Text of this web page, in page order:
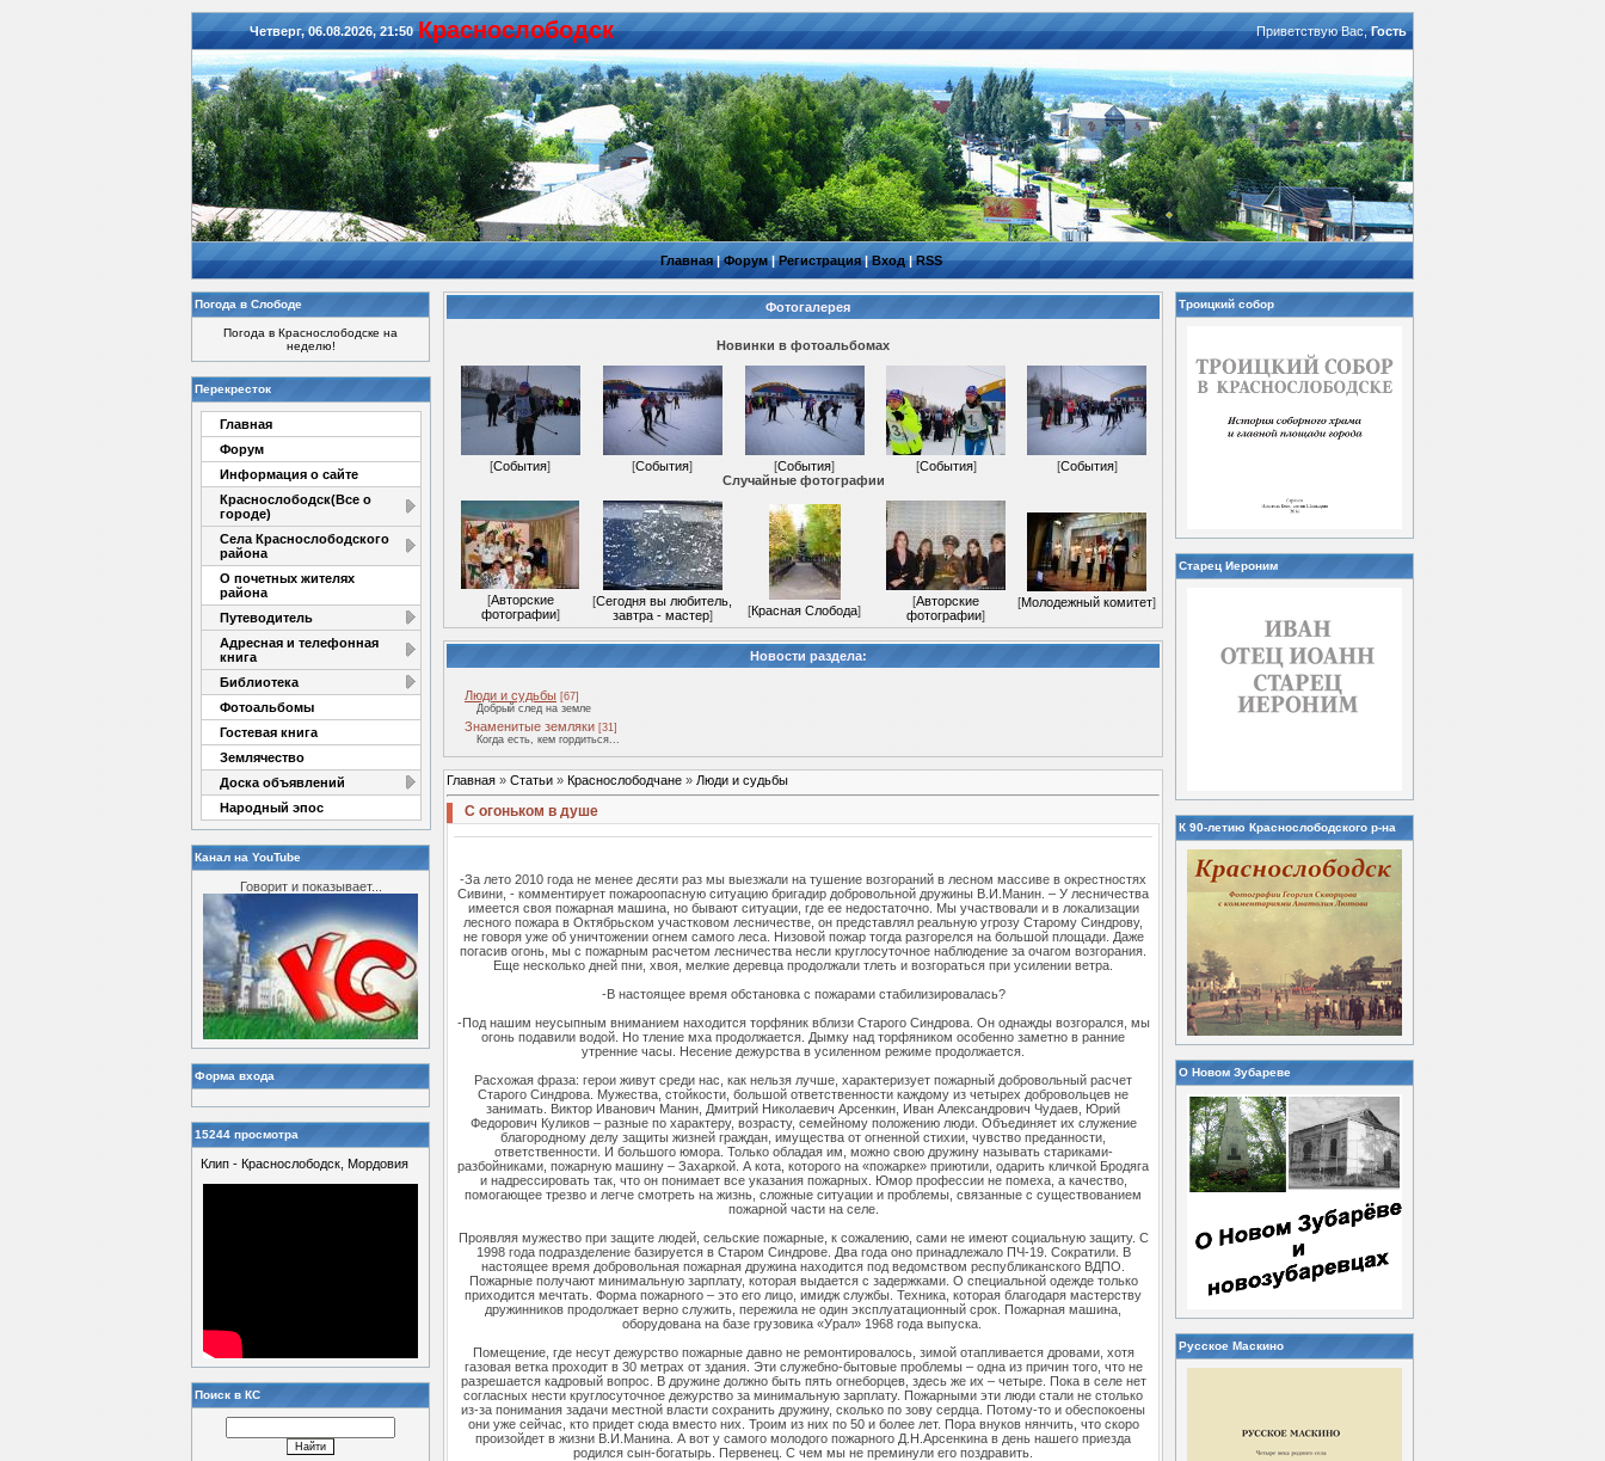
Четверг, 06.08.2026, 21:50 Красноcлободск Приветствую Вас,Гость
Главная|Форум|Регистрация|Вход|RSS
Погода в Слободе
Погода в Краснослободске на
неделю!
Перекресток
Главная
Форум
Информация о сайте
Краснослободск(Все о
городе)
Села Краснослободского
района
О почетных жителях
района
Путеводитель
Адресная и телефонная
книга
Библиотека
Фотоальбомы
Гостевая книга
Землячество
Доска объявлений
Народный эпос
Канал на YouTube
Говорит и показывает...
Форма входа
15244 просмотра
Клип - Краснослободск, Мордовия
Поиск в КС
Фотогалерея
Новинки в фотоальбомах
[События] [События] [События] [События] [События]
Случайные фотографии
[Авторские
фотографии]
[Сегодня вы любитель,
завтра - мастер] [Красная Слобода]
[Авторские
фотографии]
[Молодежный комитет]
Новости раздела:
Люди и судьбы [67]
Добрый след на земле
Знаменитые земляки [31]
Когда есть, кем гордиться...
Главная » Статьи » Краснослободчане » Люди и судьбы
С огоньком в душе
-За лето 2010 года не менее десяти раз мы выезжали на тушение возгораний в лесном массиве в окрестностях
Сивини, - комментирует пожароопасную ситуацию бригадир добровольной дружины В.И.Манин. – У лесничества
имеется своя пожарная машина, но бывают ситуации, где ее недостаточно. Мы участвовали и в локализации
лесного пожара в Октябрьском участковом лесничестве, он представлял реальную угрозу Старому Синдрову,
не говоря уже об уничтожении огнем самого леса. Низовой пожар тогда разгорелся на большой площади. Даже
погасив огонь, мы с пожарным расчетом лесничества несли круглосуточное наблюдение за очагом возгорания.
Еще несколько дней пни, хвоя, мелкие деревца продолжали тлеть и возгораться при усилении ветра.
-В настоящее время обстановка с пожарами стабилизировалась?
-Под нашим неусыпным вниманием находится торфяник вблизи Старого Синдрова. Он однажды возгорался, мы
огонь подавили водой. Но тление мха продолжается. Дымку над торфяником особенно заметно в ранние
утренние часы. Несение дежурства в усиленном режиме продолжается.
Расхожая фраза: герои живут среди нас, как нельзя лучше, характеризует пожарный добровольный расчет
Старого Синдрова. Мужества, стойкости, большой ответственности каждому из четырех добровольцев не
занимать. Виктор Иванович Манин, Дмитрий Николаевич Арсенкин, Иван Александрович Чудаев, Юрий
Федорович Куликов – разные по характеру, возрасту, семейному положению люди. Объединяет их служение
благородному делу защиты жизней граждан, имущества от огненной стихии, чувство преданности,
ответственности. И большого юмора. Только обладая им, можно свою дружину называть стариками-
разбойниками, пожарную машину – Захаркой. А кота, которого на «пожарке» приютили, одарить кличкой Бродяга
и надрессировать так, что он понимает все указания пожарных. Юмор профессии не помеха, а качество,
помогающее трезво и легче смотреть на жизнь, сложные ситуации и проблемы, связанные с существованием
пожарной части на селе.
Проявляя мужество при защите людей, сельские пожарные, к сожалению, сами не имеют социальную защиту. С
1998 года подразделение базируется в Старом Синдрове. Два года оно принадлежало ПЧ-19. Сократили. В
настоящее время добровольная пожарная дружина находится под ведомством республиканского ВДПО.
Пожарные получают минимальную зарплату, которая выдается с задержками. О специальной одежде только
приходится мечтать. Форма пожарного – это его лицо, имидж службы. Техника, которая благодаря мастерству
дружинников продолжает верно служить, пережила не один эксплуатационный срок. Пожарная машина,
оборудована на базе грузовика «Урал» 1968 года выпуска.
Помещение, где несут дежурство пожарные давно не ремонтировалось, зимой отапливается дровами, хотя
газовая ветка проходит в 30 метрах от здания. Эти служебно-бытовые проблемы – одна из причин того, что не
разрешается кадровый вопрос. В дружине должно быть пять огнеборцев, здесь же их – четыре. Пока в селе нет
согласных нести круглосуточное дежурство за минимальную зарплату. Пожарными эти люди стали не столько
из-за понимания задачи местной власти сохранить дружину, сколько по зову сердца. Потому-то и обеспокоены
они уже сейчас, кто придет сюда вместо них. Троим из них по 50 и более лет. Пора внуков нянчить, что скоро
произойдет в жизни В.И.Манина. А вот у самого молодого пожарного Д.Н.Арсенкина в день нашего приезда
родился сын-богатырь. Первенец. С чем мы не преминули его поздравить.
Троицкий собор
Старец Иероним
К 90-летию Краснослободского р-на
О Новом Зубареве
Русское Маскино